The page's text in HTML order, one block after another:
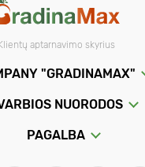
aptarnavimo skyrius
"GRADINAMAX"
NUORODOS
PAGALBA